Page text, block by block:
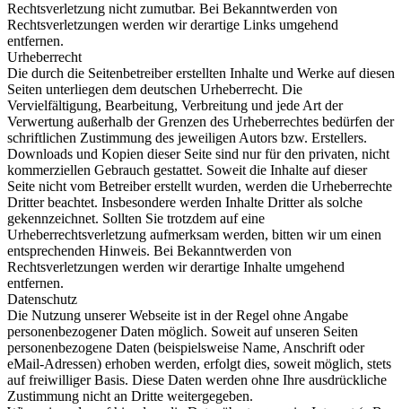
Rechtsverletzung nicht zumutbar. Bei Bekanntwerden von
Rechtsverletzungen werden wir derartige Links umgehend
entfernen.
Urheberrecht
Die durch die Seitenbetreiber erstellten Inhalte und Werke auf diesen
Seiten unterliegen dem deutschen Urheberrecht. Die
Vervielfältigung, Bearbeitung, Verbreitung und jede Art der
Verwertung außerhalb der Grenzen des Urheberrechtes bedürfen der
schriftlichen Zustimmung des jeweiligen Autors bzw. Erstellers.
Downloads und Kopien dieser Seite sind nur für den privaten, nicht
kommerziellen Gebrauch gestattet. Soweit die Inhalte auf dieser
Seite nicht vom Betreiber erstellt wurden, werden die Urheberrechte
Dritter beachtet. Insbesondere werden Inhalte Dritter als solche
gekennzeichnet. Sollten Sie trotzdem auf eine
Urheberrechtsverletzung aufmerksam werden, bitten wir um einen
entsprechenden Hinweis. Bei Bekanntwerden von
Rechtsverletzungen werden wir derartige Inhalte umgehend
entfernen.
Datenschutz
Die Nutzung unserer Webseite ist in der Regel ohne Angabe
personenbezogener Daten möglich. Soweit auf unseren Seiten
personenbezogene Daten (beispielsweise Name, Anschrift oder
eMail-Adressen) erhoben werden, erfolgt dies, soweit möglich, stets
auf freiwilliger Basis. Diese Daten werden ohne Ihre ausdrückliche
Zustimmung nicht an Dritte weitergegeben.